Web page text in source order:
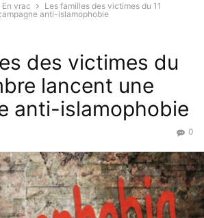
En vrac
Les familles des victimes du 11
anti-islamophobie
des victimes du
lancent une
anti-islamophobie
0